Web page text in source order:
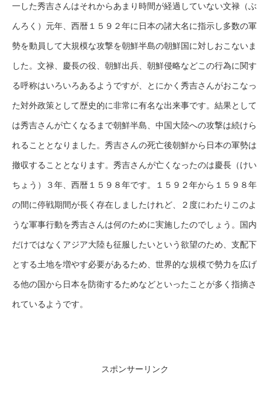
一した秀吉さんはそれからあまり時間が経過していない文禄（ぶ
んろく）元年、西暦１５９２年に日本の諸大名に指示し多数の軍
勢を動員して大規模な攻撃を朝鮮半島の朝鮮国に対しおこないま
した。文禄、慶長の役、朝鮮出兵、朝鮮侵略などこの行為に関す
る呼称はいろいろあるようですが、とにかく秀吉さんがおこなっ
た対外政策として歴史的に非常に有名な出来事です。結果として
は秀吉さんが亡くなるまで朝鮮半島、中国大陸への攻撃は続けら
れることとなりました。秀吉さんの死亡後朝鮮から日本の軍勢は
撤収することとなります。秀吉さんが亡くなったのは慶長（けい
ちょう）３年、西暦１５９８年です。１５９２年から１５９８年
の間に停戦期間が長く存在しましたけれど、２度にわたりこのよ
うな軍事行動を秀吉さんは何のために実施したのでしょう。国内
だけではなくアジア大陸も征服したいという欲望のため、支配下
とする土地を増やす必要があるため、世界的な規模で勢力を広げ
る他の国から日本を防衛するためなどといったことが多く指摘さ
れているようです。
スポンサーリンク